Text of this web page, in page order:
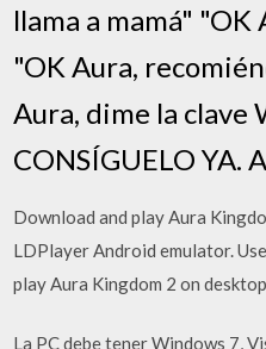
llama a mamá"
"OK Aura,
Aura, dime la clave
CONSÍGUELO YA.
Download and play Aura
LDPlayer Android emulator.
play Aura Kingdom 2 on desktop.
La PC debe tener Windows 7,